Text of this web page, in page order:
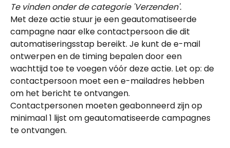
Te vinden onder de categorie 'Verzenden'.
Met deze actie stuur je een geautomatiseerde
campagne naar elke contactpersoon die dit
automatiseringsstap bereikt. Je kunt de e-mail
ontwerpen en de timing bepalen door een
wachttijd toe te voegen vóór deze actie. Let op: de
contactpersoon moet een e-mailadres hebben
om het bericht te ontvangen.
Contactpersonen moeten geabonneerd zijn op
minimaal 1 lijst om geautomatiseerde campagnes
te ontvangen.